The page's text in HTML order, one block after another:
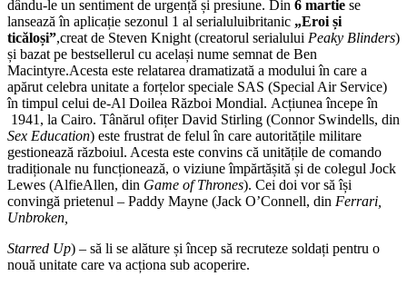
dându-le un sentiment de urgență și presiune. Din 6 martie se
lansează în aplicație sezonul 1 al serialuluibritanic „Eroi și
ticăloși”,creat de Steven Knight (creatorul serialului Peaky Blinders)
și bazat pe bestsellerul cu același nume semnat de Ben
Macintyre.Acesta este relatarea dramatizată a modului în care a
apărut celebra unitate a forțelor speciale SAS (Special Air Service)
în timpul celui de-Al Doilea Război Mondial. Acțiunea începe în
1941, la Cairo. Tânărul ofițer David Stirling (Connor Swindells, din
Sex Education) este frustrat de felul în care autoritățile militare
gestionează războiul. Acesta este convins că unitățile de comando
tradiționale nu funcționează, o viziune împărtășită și de colegul Jock
Lewes (AlfieAllen, din Game of Thrones). Cei doi vor să își
convingă prietenul – Paddy Mayne (Jack O’Connell, din Ferrari,
Unbroken,
Starred Up) – să li se alăture și încep să recruteze soldați pentru o
nouă unitate care va acționa sub acoperire.